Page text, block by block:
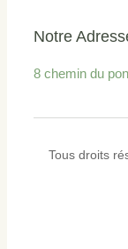
Notre
8 chemin du
Tous droits